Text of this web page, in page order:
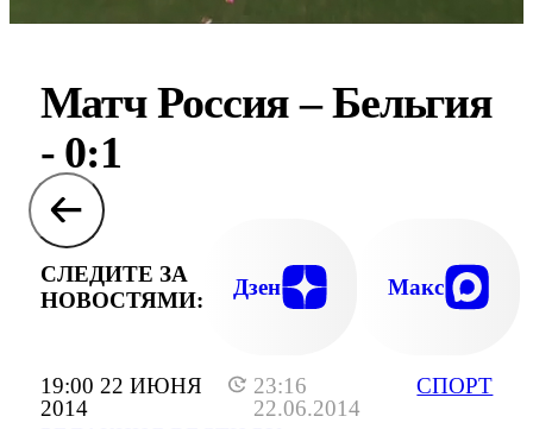
19:00 22 ИЮНЯ
2014
23:16
22.06.2014
СПОРТ
Матч Россия – Бельгия
- 0:1
СЛЕДИТЕ ЗА
НОВОСТЯМИ:
Дзен Макс